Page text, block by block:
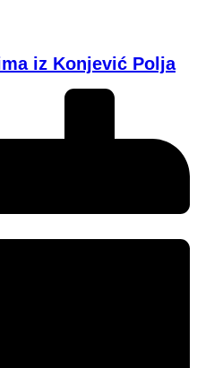
iz Konjević Polja